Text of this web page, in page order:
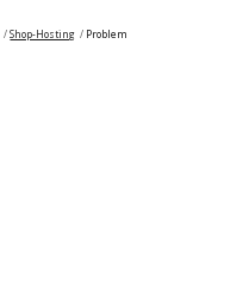
Shop-Hosting Problem